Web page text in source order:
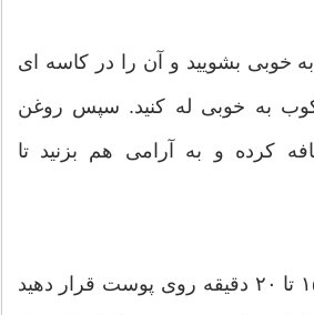
خوبی بشویید و آن را در کاسه ای
به خوبی له کنید. سپس روغن
کرده و به آرامی هم بزنید تا
این ماسک را برای ۱۵ تا ۲۰ دقیقه روی پوست قرار دهید